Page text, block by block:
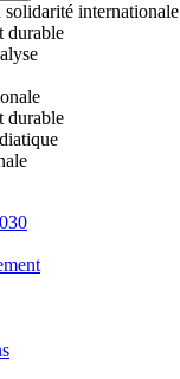
solidarité internationale
durable
durable